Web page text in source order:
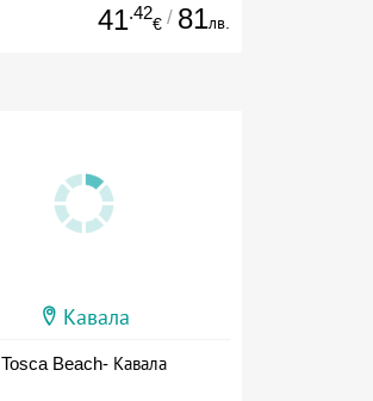
41.42
€ / 81лв.
Кавала
Tosca Beach- Кавала